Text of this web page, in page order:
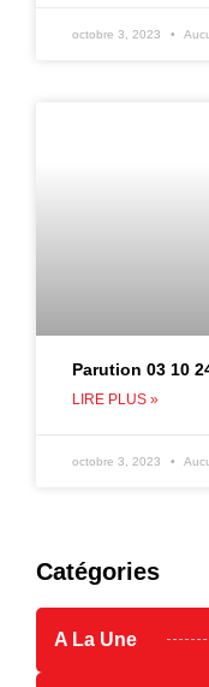
octobre 3, 2023
Parution 03 10
LIRE PLUS »
octobre 3, 2023
Catégories
A La Une